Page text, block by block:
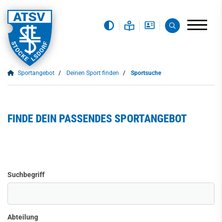
Sportangebot Deinen Sport finden Sportsuche
FINDE DEIN PASSENDES SPORTANGEBOT
Suchbegriff
Abteilung